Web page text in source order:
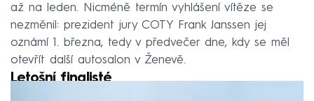
až na leden. Nicméně termín vyhlášení vítěze se
nezměnil: prezident jury COTY Frank Janssen jej
oznámí 1. března, tedy v předvečer dne, kdy se měl
otevřít další autosalon v Ženevě.
Letošní finalisté